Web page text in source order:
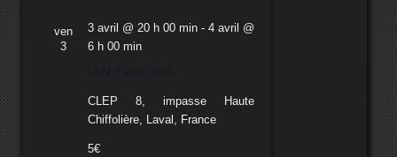
ven
3
3 avril @ 20 h 00 min- 4 avril @
6 h 00 min
CLEP 8, impasse Haute
Chiffolière, Laval, France
5€